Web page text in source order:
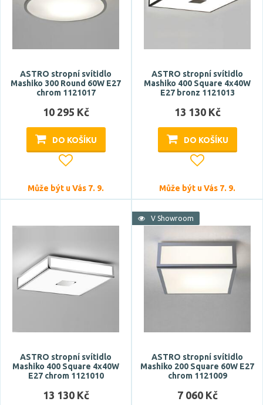
Zobrazit více
IP44
IP54
Průměr
Výška
ASTRO stropní svítidlo
Mashiko 300 Round 60W E27
chrom 1121017
10 295 Kč
DO KOŠÍKU
Může být u Vás 7. 9.
ASTRO stropní svítidlo
Mashiko 400 Square 4x40W
E27 bronz 1121013
13 130 Kč
DO KOŠÍKU
Může být u Vás 7. 9.
ASTRO stropní svítidlo
Mashiko 400 Square 4x40W
E27 chrom 1121010
13 130 Kč
V Showroom
ASTRO stropní svítidlo
Mashiko 200 Square 60W E27
chrom 1121009
7 060 Kč